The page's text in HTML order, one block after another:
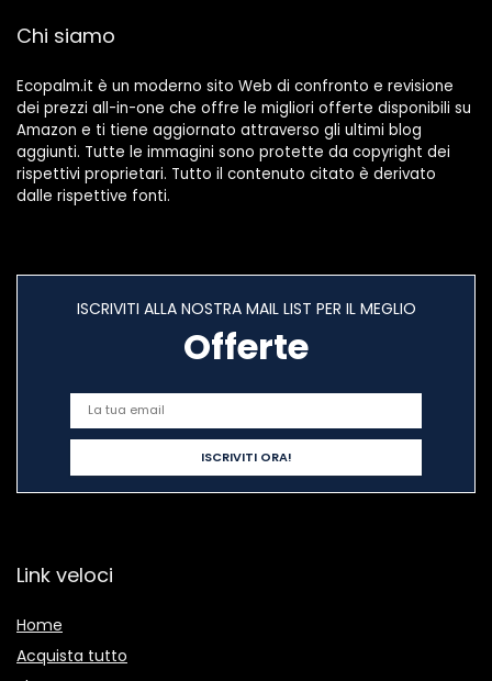
Chi siamo
Ecopalm.it è un moderno sito Web di confronto e revisione
dei prezzi all-in-one che offre le migliori offerte disponibili su
Amazon e ti tiene aggiornato attraverso gli ultimi blog
aggiunti. Tutte le immagini sono protette da copyright dei
rispettivi proprietari. Tutto il contenuto citato è derivato
dalle rispettive fonti.
ISCRIVITI ALLA NOSTRA MAIL LIST PER IL MEGLIO
Offerte
Link veloci
Home
Acquista tutto